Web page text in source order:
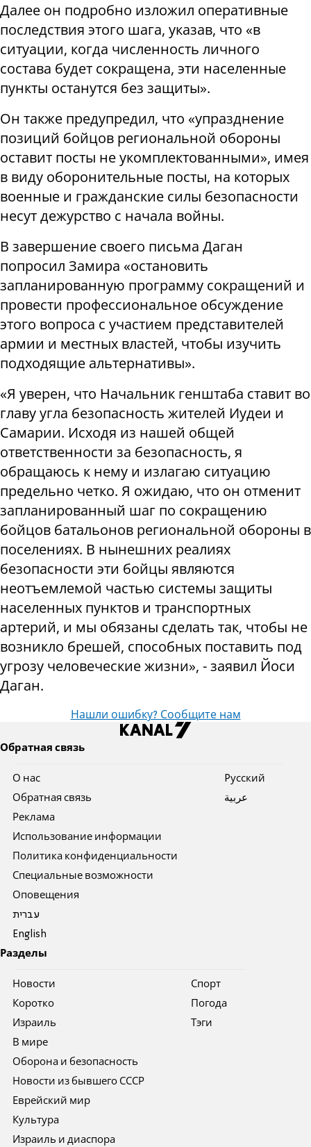
Далее он подробно изложил оперативные
последствия этого шага, указав, что «в
ситуации, когда численность личного
состава будет сокращена, эти населенные
пункты останутся без защиты».
Он также предупредил, что «упразднение
позиций бойцов региональной обороны
оставит посты не укомплектованными», имея
в виду оборонительные посты, на которых
военные и гражданские силы безопасности
несут дежурство с начала войны.
В завершение своего письма Даган
попросил Замира «остановить
запланированную программу сокращений и
провести профессиональное обсуждение
этого вопроса с участием представителей
армии и местных властей, чтобы изучить
подходящие альтернативы».
«Я уверен, что Начальник генштаба ставит во
главу угла безопасность жителей Иудеи и
Самарии. Исходя из нашей общей
ответственности за безопасность, я
обращаюсь к нему и излагаю ситуацию
предельно четко. Я ожидаю, что он отменит
запланированный шаг по сокращению
бойцов батальонов региональной обороны в
поселениях. В нынешних реалиях
безопасности эти бойцы являются
неотъемлемой частью системы защиты
населенных пунктов и транспортных
артерий, и мы обязаны сделать так, чтобы не
возникло брешей, способных поставить под
угрозу человеческие жизни», - заявил Йоси
Даган.
Нашли ошибку? Сообщите нам
Обратная связь
О нас
Обратная связь
Реклама
Использование информации
Политика конфиденциальности
Специальные возможности
Оповещения
עברית
English
Pусский
عربية
Разделы
Новости
Коротко
Израиль
В мире
Оборона и безопасность
Новости из бывшего СССР
Еврейский мир
Культура
Израиль и диаспора
Спорт
Погода
Тэги